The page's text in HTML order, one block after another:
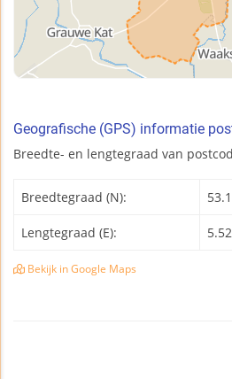
Geografische (GPS) informatie
Breedte- en lengtegraad van
Breedtegraad (N):
Lengtegraad (E):
Bekijk in Google Maps